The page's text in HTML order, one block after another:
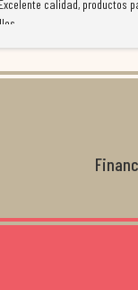
calidad, productos